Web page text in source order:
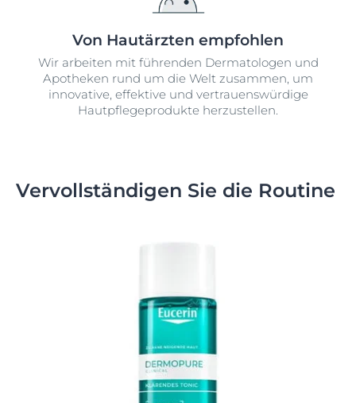
Von Hautärzten empfohlen
Wir arbeiten mit führenden Dermatologen und
Apotheken rund um die Welt zusammen, um
innovative, effektive und vertrauenswürdige
Hautpflegeprodukte herzustellen.
Vervollständigen Sie die Routine